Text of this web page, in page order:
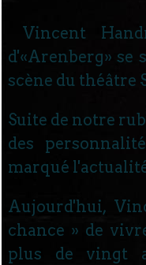
Vincent
d'«Arenberg» se
scène du théâtre
Suite de notre
des
marqué
Aujourd'hui,
chance » de
plus de vingt